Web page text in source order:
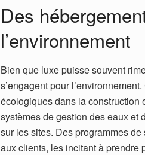
Des
l’environnement
Bien que luxe puisse souvent
s’engagent pour
écologiques dans la construction
systèmes de gestion des eaux et
sur les sites. Des programmes
aux clients, les incitant à prendre